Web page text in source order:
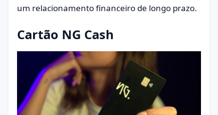
um relacionamento financeiro de longo prazo.
Cartão NG Cash